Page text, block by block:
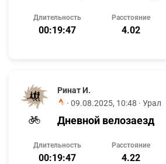
Длительность
00:19:47
Расстояние
4.02
Ринат И.
· 09.08.2025, 10:48 · Урал
Дневной велозаезд
Длительность
00:19:47
Расстояние
4.22